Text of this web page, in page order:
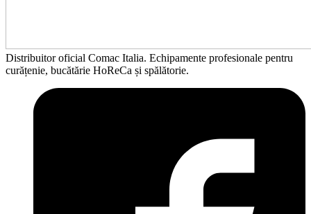
Distribuitor oficial Comac Italia. Echipamente profesionale pentru
curățenie, bucătărie HoReCa și spălătorie.